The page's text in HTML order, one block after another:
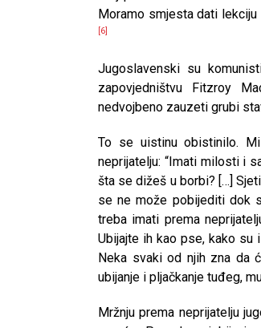
Moramo smjesta dati
[6]
Jugoslavenski su
zapovjedništvu Fitzroy
nedvojbeno zauzeti grubi
To se uistinu obistinilo.
neprijatelju: “Imati milosti i
šta se dižeš u borbi? […]
se ne može pobijediti dok
treba imati prema
Ubijajte ih kao pse, kako
Neka svaki od njih zna da
ubijanje i pljačkanje tuđeg,
Mržnju prema neprijatelju